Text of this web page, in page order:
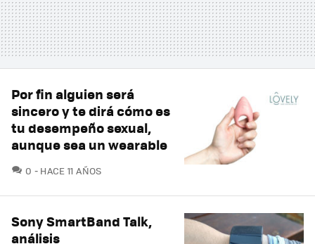
Por fin alguien será
sincero y te dirá cómo es
tu desempeño sexual,
aunque sea un wearable
0 COMENTARIOS
HACE 11 AÑOS
Sony SmartBand Talk,
análisis